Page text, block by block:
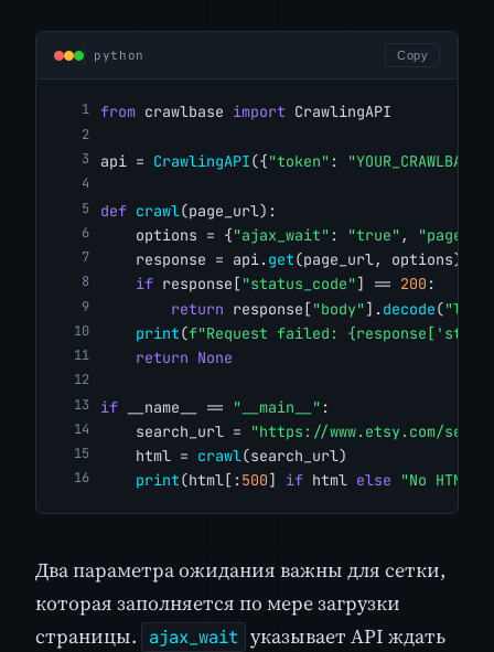
python Copy
from crawlbase import CrawlingAPI
api = CrawlingAPI({"token" :
def crawl(page_url):
    options = {
"ajax_wait" : "true" ,
    response = api.
get(page_url, options)
if response[ "status_code" ] == 200 :
return response[ "body" ]. decode(
print(f"Request failed:
return None
if __name__ == "__main__" :
    search_url =
"https://www.etsy.com/
    html =
crawl(search_url)
print(html[:500] if html else "No HTML
Два параметра ожидания важны для сетки,
которая заполняется по мере загрузки
страницы.
ajax_wait указывает API ждать